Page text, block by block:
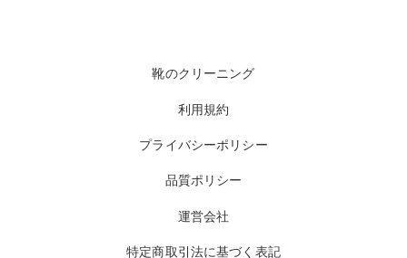
靴のクリーニング
利用規約
プライバシーポリシー
品質ポリシー
運営会社
特定商取引法に基づく表記